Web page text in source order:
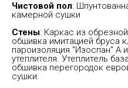
Чистовой пол:
камерной сушки
Стены: Каркас из
обшивка имитацией бруса
пароизоляция "Изоспан" А
утеплителя. Утеплитель
обшивка перегородок
сушки.